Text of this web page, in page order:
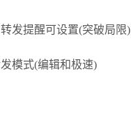
发提醒可设置(突破局限)
模式(编辑和极速)